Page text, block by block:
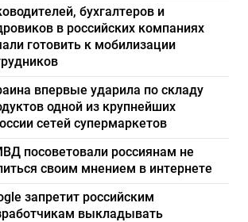
бухгалтеров и
в российских компаниях
готовить к мобилизации
впервые ударила по складу
одной из крупнейших
сетей супермаркетов
посоветовали россиянам не
своим мнением в интернете
запретит российским
выкладывать